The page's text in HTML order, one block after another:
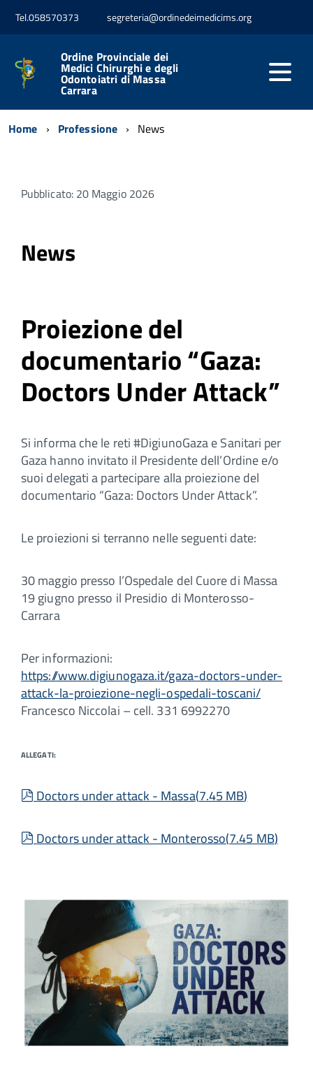
Tel.058570373 segreteria@ordinedeimedicims.org
Ordine Provinciale dei
Medici Chirurghi e degli
Odontoiatri di Massa
Carrara
Home Professione News
Pubblicato: 20 Maggio 2026
News
Proiezione del
documentario “Gaza:
Doctors Under Attack”
Si informa che le reti #DigiunoGaza e Sanitari per
Gaza hanno invitato il Presidente dell’Ordine e/o
suoi delegati a partecipare alla proiezione del
documentario “Gaza: Doctors Under Attack”.
Le proiezioni si terranno nelle seguenti date:
30 maggio presso l’Ospedale del Cuore di Massa
19 giugno presso il Presidio di Monterosso-
Carrara
Per informazioni:
https://www.digiunogaza.it/gaza-doctors-under-
attack-la-proiezione-negli-ospedali-toscani/
Francesco Niccolai – cell. 331 6992270
ALLEGATI:
pdf
Doctors under attack - Massa(7.45 MB)
pdf
Doctors under attack - Monterosso(7.45 MB)